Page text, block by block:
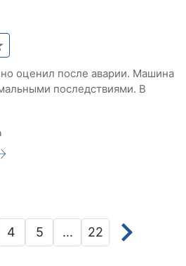
оценил после аварии. Машина
последствиями. В
4 5 ... 22